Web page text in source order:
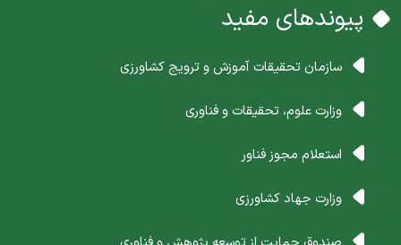
پیوندهای مفید
سازمان تحقیقات آموزش و ترویج کشاورزی
وزارت علوم، تحقیقات و فناوری
استعلام مجوز فناور
وزارت جهاد کشاورزی